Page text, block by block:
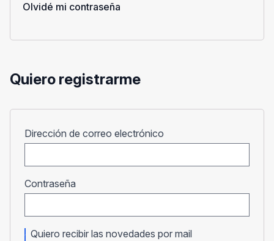
Olvidé mi contraseña
Quiero registrarme
Dirección de correo electrónico
Contraseña
Quiero recibir las novedades por mail